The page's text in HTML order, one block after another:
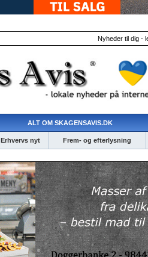
Nyheder til dig -
ALT OM SKAGENSAVIS.DK
Erhvervs nyt Frem- og efterlysning